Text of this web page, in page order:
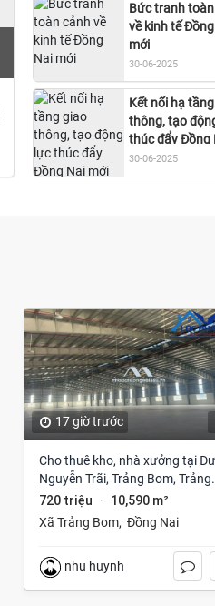
Bức tranh
về kinh tế
mới
30-06-2025
Kết nối hạ
thông, tạo
thúc đẩy Đồng
mới phát triển
30-06-2025
17 giờ trước
Cho thuê kho, nhà xưởng tại
Nguyễn Trãi, Trảng Bom, Trảng
Bom, Đồng Nai giá 720 Triệu
720 triệu · 10,590 m²
Xã Trảng Bom, Đồng Nai
nhu huynh